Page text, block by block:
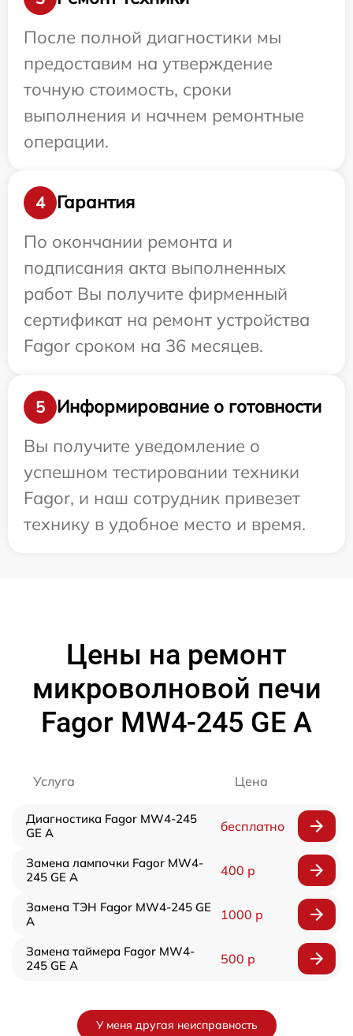
После полной диагностики мы
предоставим на утверждение
точную стоимость, сроки
выполнения и начнем ремонтные
операции.
4
Гарантия
По окончании ремонта и
подписания акта выполненных
работ Вы получите фирменный
сертификат на ремонт устройства
Fagor сроком на 36 месяцев.
5
Информирование о готовности
Вы получите уведомление о
успешном тестировании техники
Fagor, и наш сотрудник привезет
технику в удобное место и время.
Цены на ремонт
микроволновой печи
Fagor MW4-245 GE A
Услуга Цена
Диагностика Fagor MW4-245
GE A
бесплатно
Замена лампочки Fagor MW4-
245 GE A
400 р
Замена ТЭН Fagor MW4-245 GE
A
1000 р
Замена таймера Fagor MW4-
245 GE A
500 р
У меня другая неисправность